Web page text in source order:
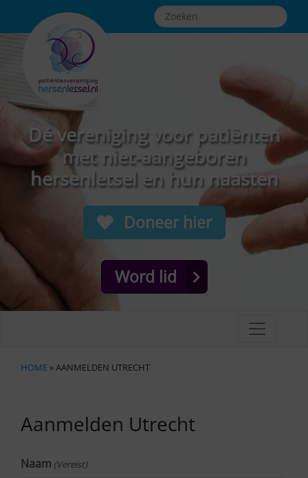
Dé vereniging voor patiënten
met niet-aangeboren
hersenletsel en hun naasten
Doneer hier
Word lid
HOME » AANMELDEN UTRECHT
Aanmelden Utrecht
Naam (Vereist)